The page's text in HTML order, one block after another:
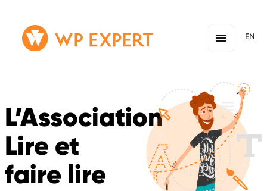
Passer
au
Lien
page
EN
L’Association
Lire et
faire lire